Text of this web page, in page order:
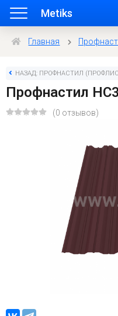
Metiks
Главная
НАЗАД: ПРОФНАСТИЛ
Профнастил
(0 отзывов)